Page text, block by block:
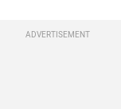
ADVERTISEMENT